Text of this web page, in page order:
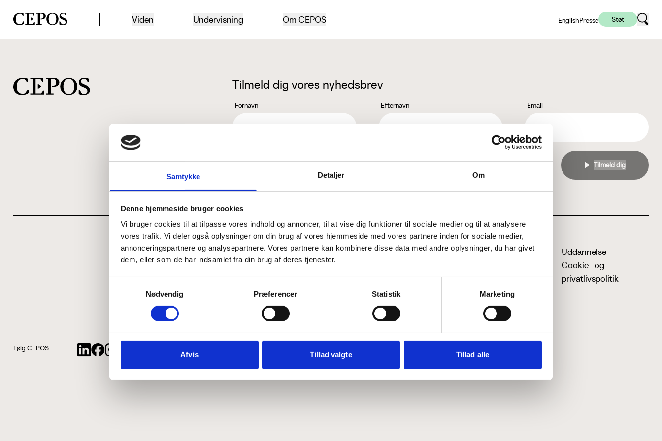
Samtykke Detaljer Om
Denne hjemmeside bruger cookies
Vi bruger cookies til at tilpasse vores indhold og annoncer, til at vise dig funktioner til sociale medier og til at analysere
vores trafik. Vi deler også oplysninger om din brug af vores hjemmeside med vores partnere inden for sociale medier,
annonceringspartnere og analysepartnere. Vores partnere kan kombinere disse data med andre oplysninger, du har givet
dem, eller som de har indsamlet fra din brug af deres tjenester.
Nødvendig
Præferencer Statistik Marketing
Afvis Tillad valgte Tillad alle
CEPOS logo Viden Undervisning Om CEPOS EnglishPresse Støt
Tilmeld dig vores nyhedsbrev
Fornavn Efternavn Email
Jeg accepterer behandlingen af mine personoplysninger i henhold tilprivatlivspolitikken
Hvem er CEPOS
Vores værdier
Medarbejdere
Kontakt
Analyser
ABCepos
Podcast
Uddannelse
Cookie- og
privatlivspolitik
Følg CEPOS